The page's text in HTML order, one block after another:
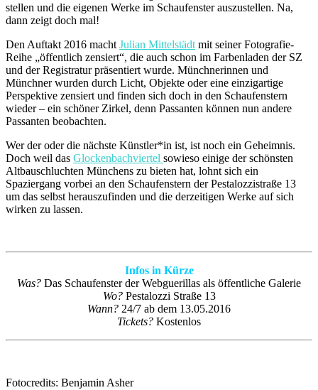
stellen und die eigenen Werke im Schaufenster auszustellen. Na,
dann zeigt doch mal!
Den Auftakt 2016 macht Julian Mittelstädt mit seiner Fotografie-
Reihe „öffentlich zensiert“, die auch schon im Farbenladen der SZ
und der Registratur präsentiert wurde. Münchnerinnen und
Münchner wurden durch Licht, Objekte oder eine einzigartige
Perspektive zensiert und finden sich doch in den Schaufenstern
wieder – ein schöner Zirkel, denn Passanten können nun andere
Passanten beobachten.
Wer der oder die nächste Künstler*in ist, ist noch ein Geheimnis.
Doch weil das Glockenbachviertel sowieso einige der schönsten
Altbauschluchten Münchens zu bieten hat, lohnt sich ein
Spaziergang vorbei an den Schaufenstern der Pestalozzistraße 13
um das selbst herauszufinden und die derzeitigen Werke auf sich
wirken zu lassen.
Infos in Kürze
Was? Das Schaufenster der Webguerillas als öffentliche Galerie
Wo?Pestalozzi Straße 13
Wann? 24/7 ab dem 13.05.2016
Tickets? Kostenlos
Fotocredits: Benjamin Asher